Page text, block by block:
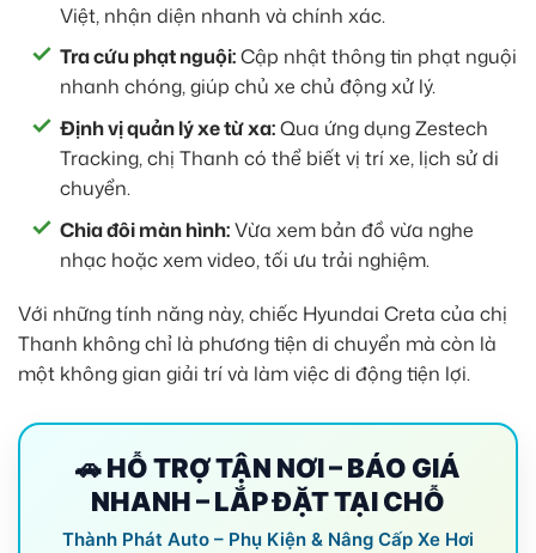
Việt, nhận diện nhanh và chính xác.
Tra cứu phạt nguội:Cập nhật thông tin phạt nguội
nhanh chóng, giúp chủ xe chủ động xử lý.
Định vị quản lý xe từ xa:Qua ứng dụng Zestech
Tracking, chị Thanh có thể biết vị trí xe, lịch sử di
chuyển.
Chia đôi màn hình:Vừa xem bản đồ vừa nghe
nhạc hoặc xem video, tối ưu trải nghiệm.
Với những tính năng này, chiếc Hyundai Creta của chị
Thanh không chỉ là phương tiện di chuyển mà còn là
một không gian giải trí và làm việc di động tiện lợi.
🚗 HỖ TRỢ TẬN NƠI – BÁO GIÁ
NHANH – LẮP ĐẶT TẠI CHỖ
Thành Phát Auto – Phụ Kiện & Nâng Cấp Xe Hơi